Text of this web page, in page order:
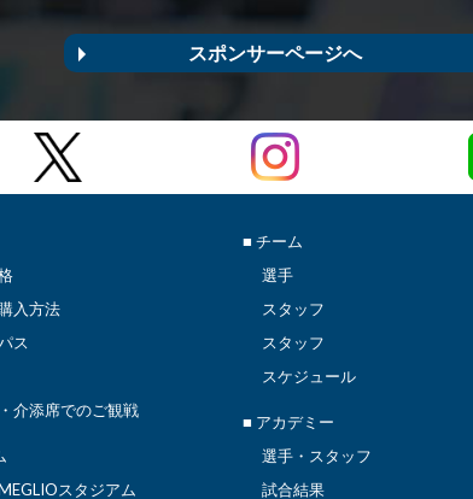
スポンサーページへ
入方法
ス
介添席でのご観戦
スタジアム
■ チーム
選手
スタッフ
スタッフ
スケジュール
■ アカデミー
選手・スタッフ
試合結果